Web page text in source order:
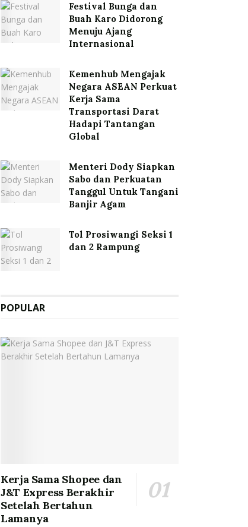
Festival Bunga dan
Buah Karo Didorong
Menuju Ajang
Internasional
Kemenhub Mengajak
Negara ASEAN Perkuat
Kerja Sama
Transportasi Darat
Hadapi Tantangan
Global
Menteri Dody Siapkan
Sabo dan Perkuatan
Tanggul Untuk Tangani
Banjir Agam
Tol Prosiwangi Seksi 1
dan 2 Rampung
POPULAR
Kerja Sama Shopee dan
J&T Express Berakhir
Setelah Bertahun
Lamanya